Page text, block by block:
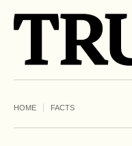
HOME FACTS